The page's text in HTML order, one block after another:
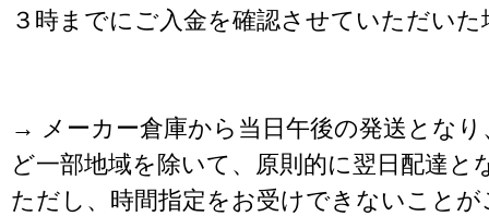
３時までにご入金を確認させていただいた
→ メーカー倉庫から当日午後の発送となり
ど一部地域を除いて、原則的に翌日配達と
ただし、時間指定をお受けできないこと